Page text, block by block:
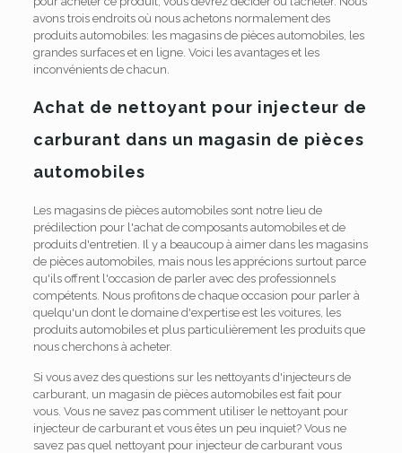
avons trois endroits où nous achetons normalement des
produits automobiles: les magasins de pièces automobiles, les
grandes surfaces et en ligne. Voici les avantages et les
inconvénients de chacun.
Achat de nettoyant pour injecteur de
carburant dans un magasin de pièces
automobiles
Les magasins de pièces automobiles sont notre lieu de
prédilection pour l'achat de composants automobiles et de
produits d'entretien. Il y a beaucoup à aimer dans les magasins
de pièces automobiles, mais nous les apprécions surtout parce
qu'ils offrent l'occasion de parler avec des professionnels
compétents. Nous profitons de chaque occasion pour parler à
quelqu'un dont le domaine d'expertise est les voitures, les
produits automobiles et plus particulièrement les produits que
nous cherchons à acheter.
Si vous avez des questions sur les nettoyants d'injecteurs de
carburant, un magasin de pièces automobiles est fait pour
vous. Vous ne savez pas comment utiliser le nettoyant pour
injecteur de carburant et vous êtes un peu inquiet? Vous ne
savez pas quel nettoyant pour injecteur de carburant vous